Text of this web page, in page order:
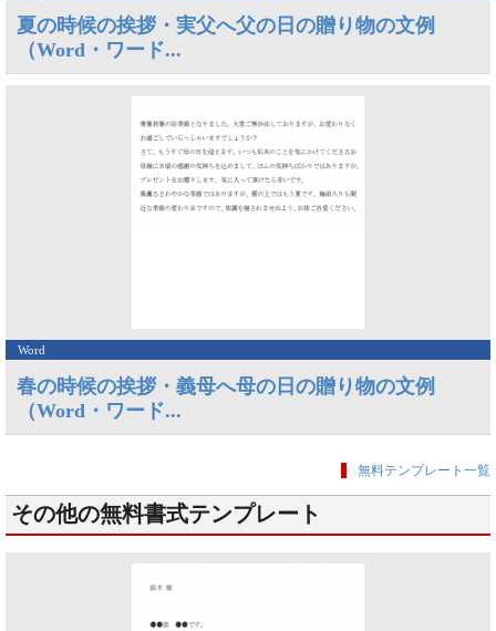
夏の時候の挨拶・実父へ父の日の贈り物の文例
（Word・ワード...
Word
春の時候の挨拶・義母へ母の日の贈り物の文例
（Word・ワード...
無料テンプレート一覧
その他の無料書式テンプレート